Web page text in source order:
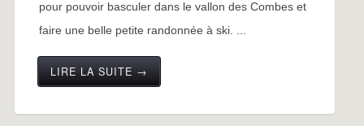
pour pouvoir basculer dans le vallon des Combes et
faire une belle petite randonnée à ski. ...
LIRE LA SUITE →